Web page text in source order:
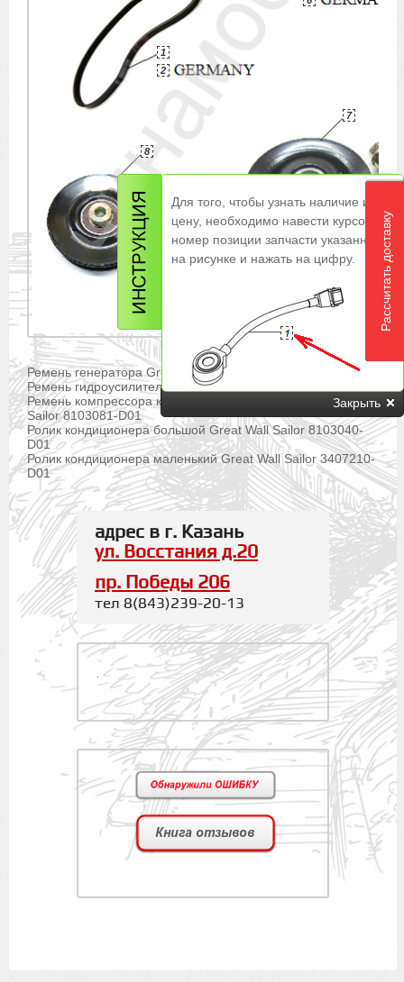
1
2
7
8
Ремень генератора Great Wall Sailor 1300011-E00
Ремень гидроусилителя Great Wall Sailor 3407011-D01
Ремень компрессора кондиционера Great Wall
Sailor 8103081-D01
Ролик кондиционера большой Great Wall Sailor 8103040-
D01
Ролик кондиционера маленький Great Wall Sailor 3407210-
D01
адрес в г. Казань
ул. Восстания д.20
пр. Победы 206
тел 8(843)239-20-13
.
Для того, чтобы узнать наличие и
цену, необходимо навести курсор на
номер позиции запчасти указанной
на рисунке и нажать на цифру.
Закрыть
Рассчитать доставку